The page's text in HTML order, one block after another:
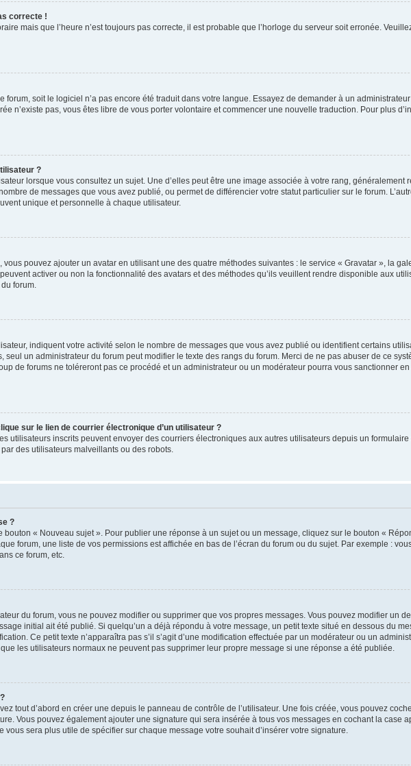
correcte !
mais que l’heure n’est toujours pas correcte, il est probable que l’horloge du serveur soit erronée.
soit le logiciel n’a pas encore été traduit dans votre langue. Essayez de demander à un
n’existe pas, vous êtes libre de vous porter volontaire et commencer une nouvelle traduction. Pour plus
?
lorsque vous consultez un sujet. Une d’elles peut être une image associée à votre rang, généralement
de messages que vous avez publié, ou permet de différencier votre statut particulier sur le forum.
unique et personnelle à chaque utilisateur.
pouvez ajouter un avatar en utilisant une des quatre méthodes suivantes : le service « Gravatar », la
activer ou non la fonctionnalité des avatars et des méthodes qu’ils veuillent rendre disponible aux
forum.
indiquent votre activité selon le nombre de messages que vous avez publié ou identifient certains
un administrateur du forum peut modifier le texte des rangs du forum. Merci de ne pas abuser de ce
de forums ne toléreront pas ce procédé et un administrateur ou un modérateur pourra vous sanctionner
sur le lien de courrier électronique d’un utilisateur ?
utilisateurs inscrits peuvent envoyer des courriers électroniques aux autres utilisateurs depuis un
des utilisateurs malveillants ou des robots.
?
« Nouveau sujet ». Pour publier une réponse à un sujet ou un message, cliquez sur le bouton «
forum, une liste de vos permissions est affichée en bas de l’écran du forum ou du sujet. Par exemple :
ce forum, etc.
du forum, vous ne pouvez modifier ou supprimer que vos propres messages. Vous pouvez modifier un
initial ait été publié. Si quelqu’un a déjà répondu à votre message, un petit texte situé en dessous du
Ce petit texte n’apparaîtra pas s’il s’agit d’une modification effectuée par un modérateur ou un
les utilisateurs normaux ne peuvent pas supprimer leur propre message si une réponse a été publiée.
tout d’abord en créer une depuis le panneau de contrôle de l’utilisateur. Une fois créée, vous pouvez
Vous pouvez également ajouter une signature qui sera insérée à tous vos messages en cochant la case
sera plus utile de spécifier sur chaque message votre souhait d’insérer votre signature.